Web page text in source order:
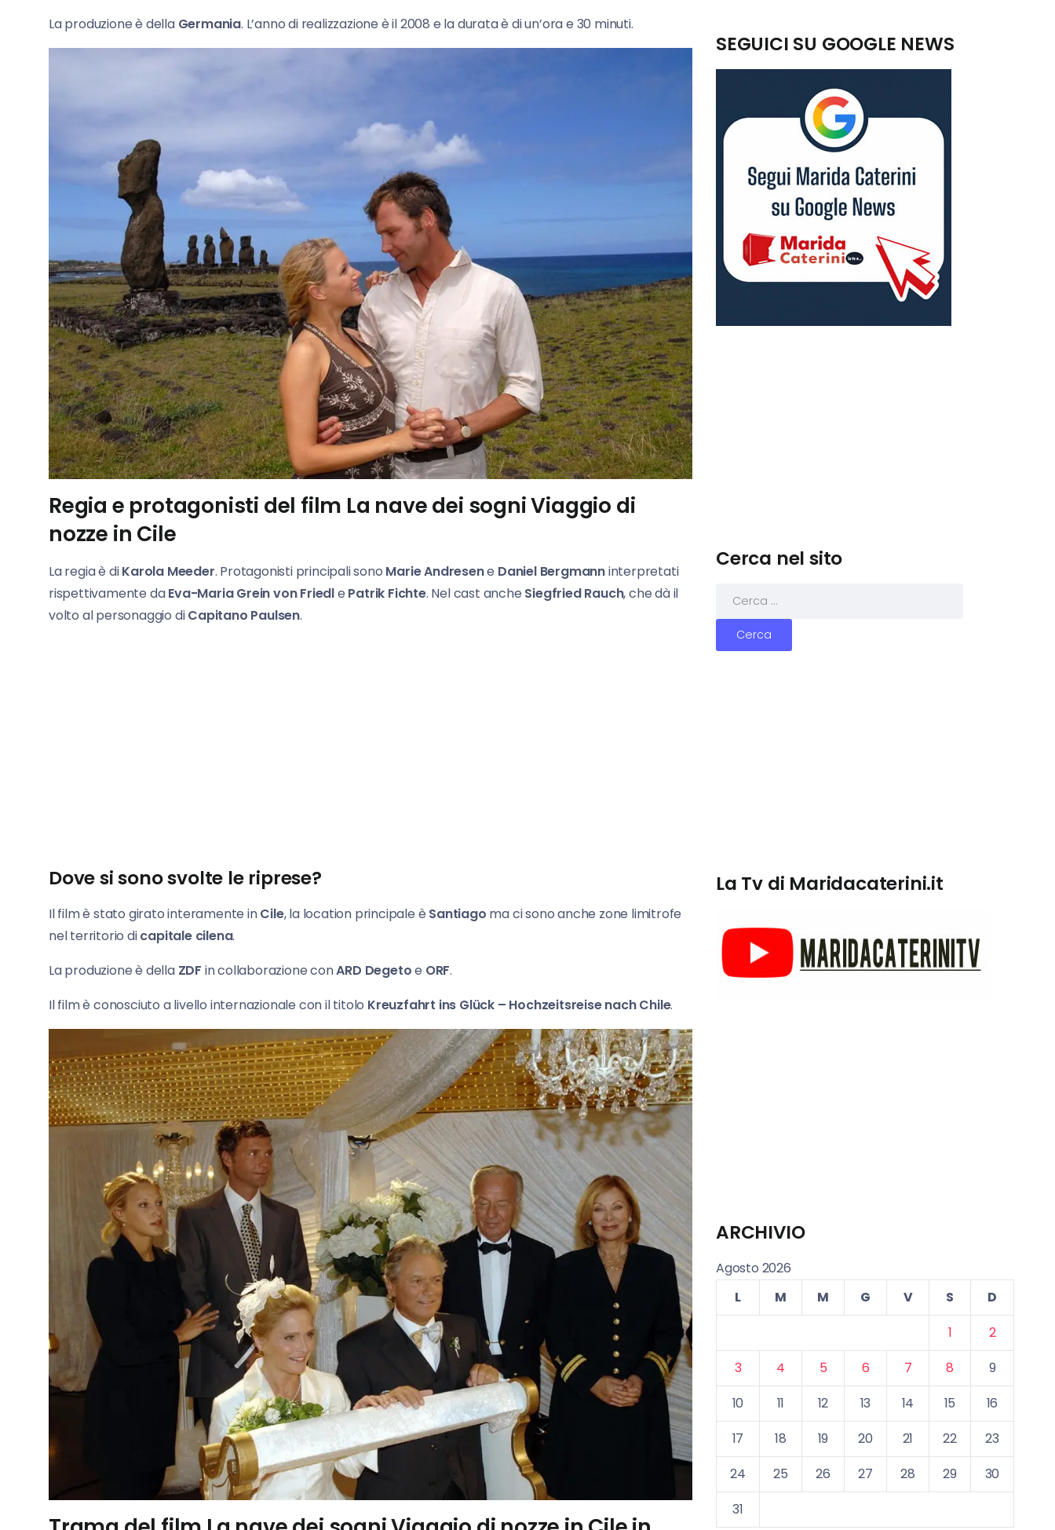
La produzione è della Germania. L’anno di realizzazione è il 2008 e la durata è di un’ora e 30 minuti.
Regia e protagonisti del film La nave dei sogni Viaggio di
nozze in Cile
La regia è diKarola Meeder. Protagonisti principali sono Marie Andresene Daniel Bergmanninterpretati
rispettivamente daEva-Maria Grein von Friedle Patrik Fichte. Nel cast anche Siegfried Rauch, che dà il
volto al personaggio diCapitano Paulsen.
Dove si sono svolte le riprese?
Il film è stato girato interamente inCile, la location principale è Santiago ma ci sono anche zone limitrofe
nel territorio dicapitale cilena.
La produzione è della ZDF in collaborazione conARD Degetoe ORF.
Il film è conosciuto a livello internazionale con il titolo Kreuzfahrt ins Glück – Hochzeitsreise nach Chile.
SEGUICI SU GOOGLE NEWS
Cerca nel sito
La Tv di Maridacaterini.it
ARCHIVIO
Agosto 2026
L
M M G V S
D
1
2
3
4 5 6 7 8
9
10
11 12 13 14 15
16
17
18 19 20 21 22
23
24
25 26 27 28 29
30
31